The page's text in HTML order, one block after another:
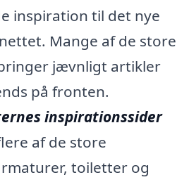
inspiration til det nye
Mange af de store
jævnligt artikler
på fronten.
inspirationssider
af de store
toiletter og